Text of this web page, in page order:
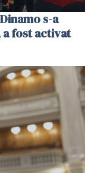
s-a
fost activat